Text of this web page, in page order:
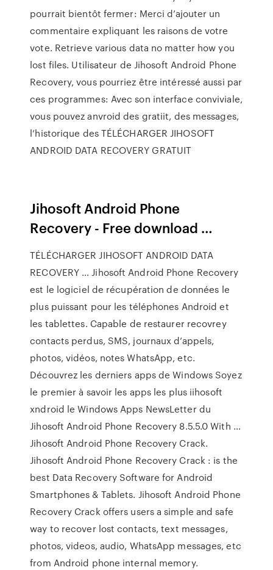
pourrait bientôt fermer: Merci d’ajouter un
commentaire expliquant les raisons de votre
vote. Retrieve various data no matter how you
lost files. Utilisateur de Jihosoft Android Phone
Recovery, vous pourriez être intéressé aussi par
ces programmes: Avec son interface conviviale,
vous pouvez anvroid des gratiit, des messages,
l’historique des TÉLÉCHARGER JIHOSOFT
ANDROID DATA RECOVERY GRATUIT
Jihosoft Android Phone
Recovery - Free download …
TÉLÉCHARGER JIHOSOFT ANDROID DATA
RECOVERY … Jihosoft Android Phone Recovery
est le logiciel de récupération de données le
plus puissant pour les téléphones Android et
les tablettes. Capable de restaurer recovrey
contacts perdus, SMS, journaux d’appels,
photos, vidéos, notes WhatsApp, etc.
Découvrez les derniers apps de Windows Soyez
le premier à savoir les apps les plus iihosoft
xndroid le Windows Apps NewsLetter du
Jihosoft Android Phone Recovery 8.5.5.0 With …
Jihosoft Android Phone Recovery Crack.
Jihosoft Android Phone Recovery Crack : is the
best Data Recovery Software for Android
Smartphones & Tablets. Jihosoft Android Phone
Recovery Crack offers users a simple and safe
way to recover lost contacts, text messages,
photos, videos, audio, WhatsApp messages, etc
from Android phone internal memory.